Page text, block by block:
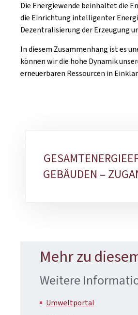
Die Energiewende beinhaltet die
die Einrichtung intelligenter
Dezentralisierung der Erzeugung
In diesem Zusammenhang ist es
können wir die hohe Dynamik
erneuerbaren Ressourcen in
GEBÄUDEN –
Mehr zu
Weitere
Umweltportal